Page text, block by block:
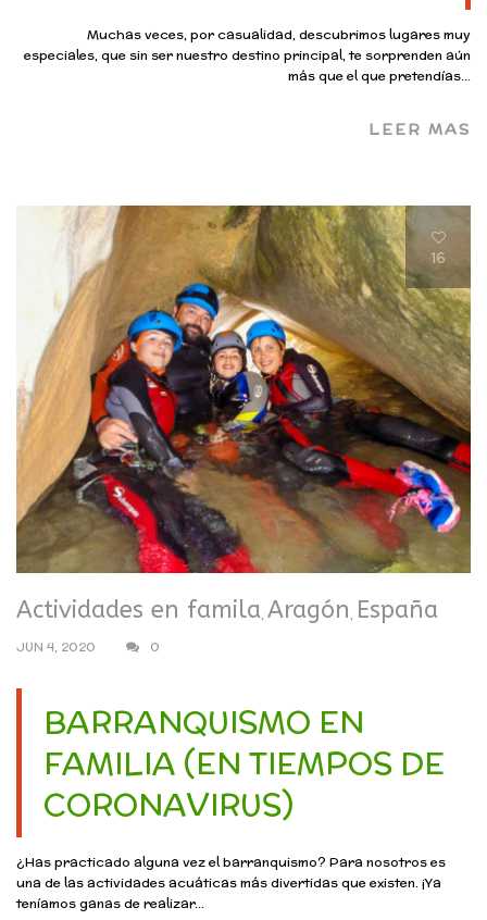
Muchas veces, por casualidad, descubrimos lugares muy
especiales, que sin ser nuestro destino principal, te sorprenden aún
más que el que pretendías...
LEER MAS
16
Actividades en famila, Aragón, España
JUN 4, 2020 0
BARRANQUISMO EN
FAMILIA (EN TIEMPOS DE
CORONAVIRUS)
¿Has practicado alguna vez el barranquismo? Para nosotros es
una de las actividades acuáticas más divertidas que existen. ¡Ya
teníamos ganas de realizar...